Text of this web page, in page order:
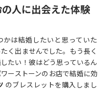
人に出会えた体験
かは結婚したいと思っていた
く出ませんでした。もう長く
たい！彼はどう思っているん
ーストーンのお店で結婚に効
のブレスレットを購入しまし